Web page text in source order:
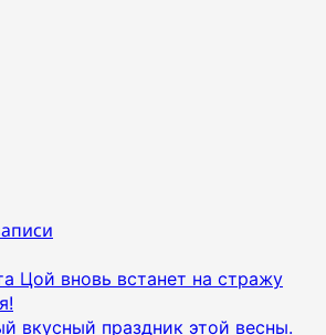
Цой вновь встанет на стражу
вкусный праздник этой весны.